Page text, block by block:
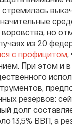
но
из 20
с профицитом
При этом и в
резервов:
долг
13,5% ВВП, а